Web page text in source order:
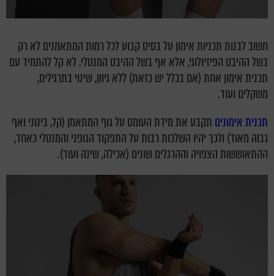
חשוב לבנות תכניות אימון על בסיס קבוע לכל רמות המתאמנים לא רק
בשל ההיבט הפיזיולוגי, אלא אף בשל ההיבט המנטלי. לא קל להתמיד עם
תכנית אימון אחת (אם בכלל יש כזאת) ללא גיוון, שינוי בתרגילים,
משקלים ועוד.
תכנית אימונים תקבע את מידת העומס על גוף המתאמן (קל, בינוני ואף
גבוה מאוד) ולכך יהיו השלכות רבות על התפקוד הגופני והמנטלי כאחד,
ההתאוששות הצפויה וההרגלים שונים (אכילה, שינה ועוד).